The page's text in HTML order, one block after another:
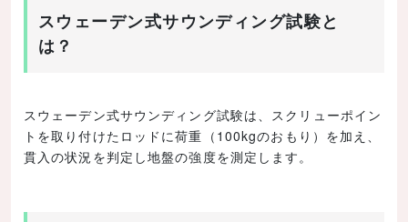
スウェーデン式サウンディング試験と
は？
スウェーデン式サウンディング試験は、スクリューポイン
トを取り付けたロッドに荷重（100kgのおもり）を加え、
貫入の状況を判定し地盤の強度を測定します。